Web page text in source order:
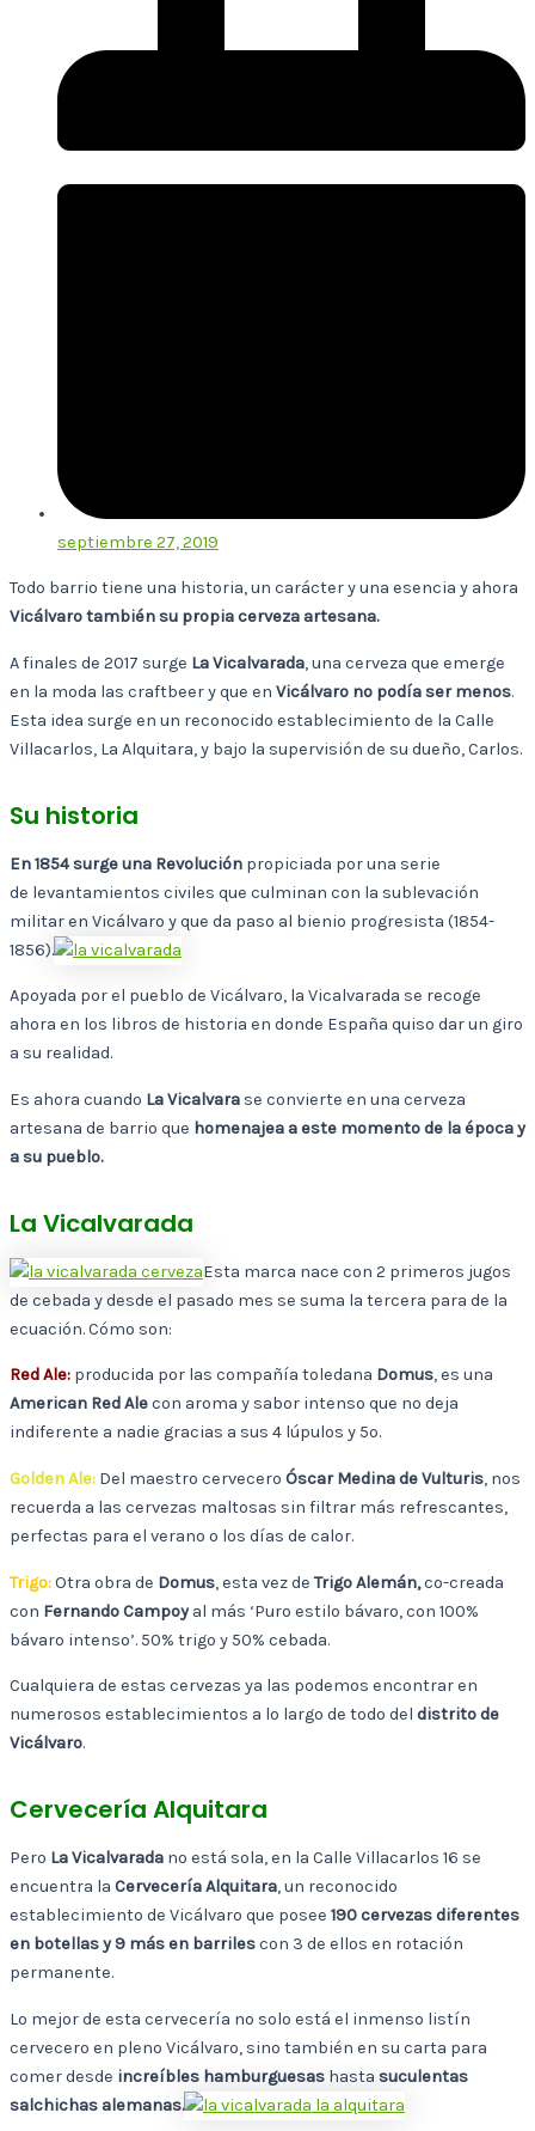
septiembre 27, 2019
Todo barrio tiene una historia, un carácter y una esencia y ahora
Vicálvaro también su propia cerveza artesana.
A finales de 2017 surge La Vicalvarada, una cerveza que emerge
en la moda las craftbeer y que en Vicálvaro no podía ser menos.
Esta idea surge en un reconocido establecimiento de la Calle
Villacarlos, La Alquitara, y bajo la supervisión de su dueño, Carlos.
Su historia
En 1854 surge una Revolución propiciada por una serie
de levantamientos civiles que culminan con la sublevación
militar en Vicálvaro y que da paso al bienio progresista (1854-
1856).
Apoyada por el pueblo de Vicálvaro, la Vicalvarada se recoge
ahora en los libros de historia en donde España quiso dar un giro
a su realidad.
Es ahora cuando La Vicalvara se convierte en una cerveza
artesana de barrio que homenajea a este momento de la época y
a su pueblo.
La Vicalvarada
Esta marca nace con 2 primeros jugos
de cebada y desde el pasado mes se suma la tercera para de la
ecuación. Cómo son:
Red Ale: producida por las compañía toledana Domus, es una
American Red Alecon aroma y sabor intenso que no deja
indiferente a nadie gracias a sus 4 lúpulos y 5º.
Golden Ale: Del maestro cervecero Óscar Medina de Vulturis, nos
recuerda a las cervezas maltosas sin filtrar más refrescantes,
perfectas para el verano o los días de calor.
Trigo:Otra obra de Domus, esta vez deTrigo Alemán,co-creada
con Fernando Campoyal más ‘Puro estilo bávaro, con 100%
bávaro intenso’. 50% trigo y 50% cebada.
Cualquiera de estas cervezas ya las podemos encontrar en
numerosos establecimientos a lo largo de todo del distrito de
Vicálvaro.
Cervecería Alquitara
Pero La Vicalvarada no está sola, en la Calle Villacarlos 16 se
encuentra la Cervecería Alquitara, un reconocido
establecimiento de Vicálvaro que posee 190 cervezas diferentes
en botellas y 9 más en barrilescon 3 de ellos en rotación
permanente.
Lo mejor de esta cervecería no solo está el inmenso listín
cervecero en pleno Vicálvaro, sino también en su carta para
comer desde increíbles hamburguesas hasta suculentas
salchichas alemanas.